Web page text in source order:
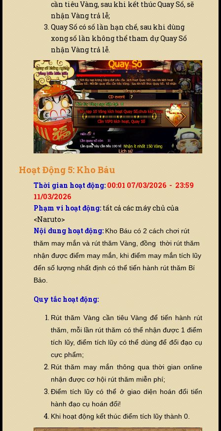
cần tiêu Vàng, sau khi kết thúc Quay Số, sẽ
nhận Vàng trả lễ;
Quay Số có số lần hạn chế, sau khi dùng
xong số lần không thể tham dự Quay Số
nhận Vàng trả lễ.
Hoạt Động 5: Kho Báu
Thời gian hoạt động: 00:01 07/03/2026 - 23:59
11/03/2026
Phạm vi hoạt động: tất cả các máy chủ của
<Naruto>
Nội dung hoạt động: Kho Báu có 2 cách chơi rút
thăm may mắn và rút thăm Vàng, đồng thời rút thăm
nhận được điểm may mắn, khi điểm may mắn tích lũy
đến số lượng nhất định có thể tiến hành rút thăm Bí
Bảo.
Quy tắc hoạt động:
Rút thăm Vàng cần tiêu Vàng để tiến hành rút
thăm, mỗi lần rút thăm có thể nhận được 1 điểm
tích lũy, điểm tích lũy có thể dùng để đổi đạo cụ
cực phẩm;
Rút thăm may mắn thông qua thời gian online
nhận được cơ hội rút thăm miễn phí;
Điểm tích lũy có thể ở giao diện hoán đổi tiến
hành đạo cụ hoán đổi!
Khi hoạt động kết thúc điểm tích lũy thành 0.